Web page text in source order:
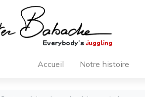
Everybody'sjuggling
Accueil Notre histoire